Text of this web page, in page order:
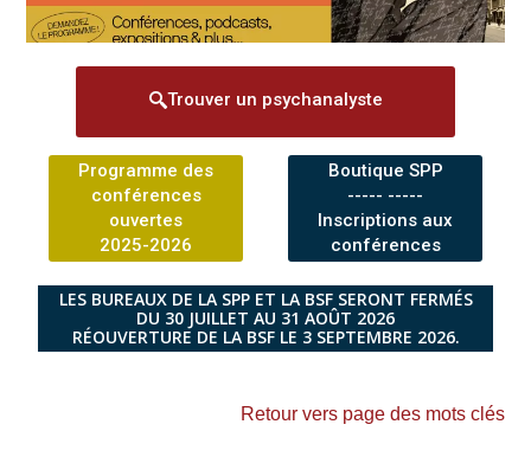
Trouver un psychanalyste
Programme des
conférences
ouvertes
2025-2026
Boutique SPP
----- -----
Inscriptions aux
conférences
LES BUREAUX DE LA SPP ET LA BSF SERONT FERMÉS
DU 30 JUILLET AU 31 AOÛT 2026
RÉOUVERTURE DE LA BSF LE 3 SEPTEMBRE 2026.
Retour vers page des mots clés